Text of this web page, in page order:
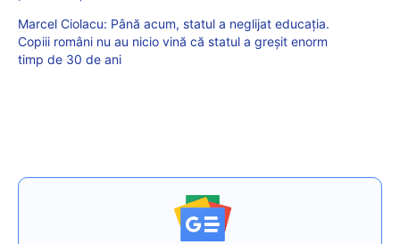
Marcel Ciolacu: Până acum, statul a neglijat educația.
Copiii români nu au nicio vină că statul a greșit enorm
timp de 30 de ani